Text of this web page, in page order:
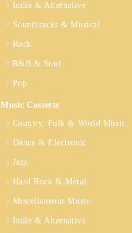
Indie & Alternative
Soundtracks & Musical
Rock
R&B & Soul
Pop
Music Cassette
Country, Folk & World Music
Dance & Electronic
Jazz
Hard Rock & Metal
Miscellaneous Music
Indie & Alternative